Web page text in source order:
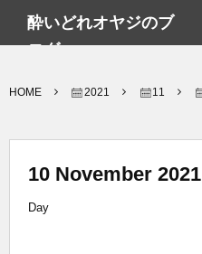
酔いどれオヤジのブ
ログwp
HOME 2021 11
10 November 2021
Day